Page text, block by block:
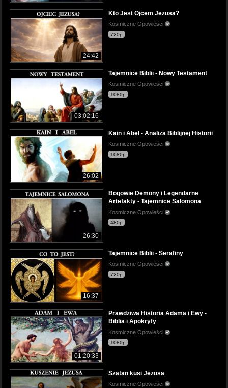
24:42
Kto Jest Ojcem Jezusa?
Kosmiczne Opowieści
720p
03:02:16
Tajemnice Biblii - Nowy Testament
Kosmiczne Opowieści
1080p
26:02
Kain i Abel - Analiza Biblijnej Historii
Kosmiczne Opowieści
1080p
26:30
Bogowie Demony i Legendarne
Artefakty - Tajemnice Salomona
Kosmiczne Opowieści
480p
16:37
Tajemnice Biblii - Serafiny
Kosmiczne Opowieści
720p
01:20:33
Prawdziwa Historia Adama i Ewy -
Biblia i Apokryfy
Kosmiczne Opowieści
1080p
Szatan kusi Jezusa
Kosmiczne Opowieści